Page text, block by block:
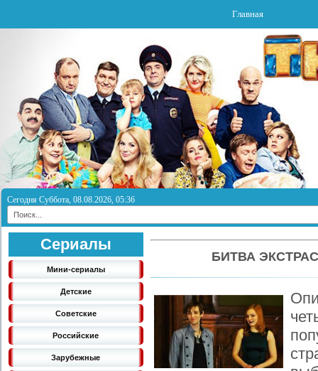
Главная
Сегодня Суббота, 08.08.2026, 05:36
Сериалы
Мини-сериалы
Детские
Советские
Российские
Зарубежные
БИТВА